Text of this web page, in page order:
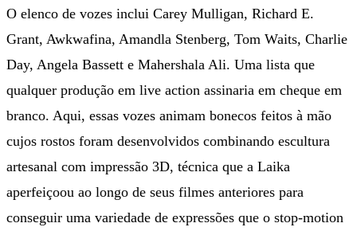
O elenco de vozes inclui Carey Mulligan, Richard E.
Grant, Awkwafina, Amandla Stenberg, Tom Waits, Charlie
Day, Angela Bassett e Mahershala Ali. Uma lista que
qualquer produção em live action assinaria em cheque em
branco. Aqui, essas vozes animam bonecos feitos à mão
cujos rostos foram desenvolvidos combinando escultura
artesanal com impressão 3D, técnica que a Laika
aperfeiçoou ao longo de seus filmes anteriores para
conseguir uma variedade de expressões que o stop-motion